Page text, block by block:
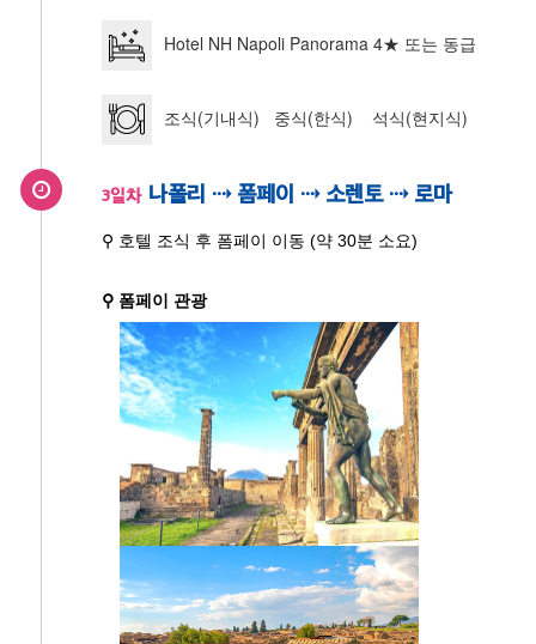
Hotel NH Napoli Panorama 4★ 또는 동급
조식(기내식) 중식(한식) 석식(현지식)
3일차 나폴리 ⇢ 폼페이 ⇢ 소렌토 ⇢ 로마
⚲ 호텔 조식 후 폼페이 이동 (약 30분 소요)
⚲ 폼페이 관광